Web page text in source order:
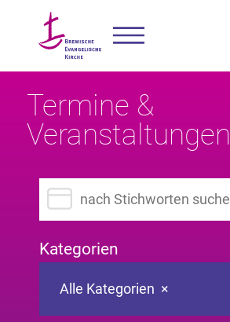
Termine &
Veranstaltungen
Suchbegriff eingeben
Kategorien
×
Alle Kategorien